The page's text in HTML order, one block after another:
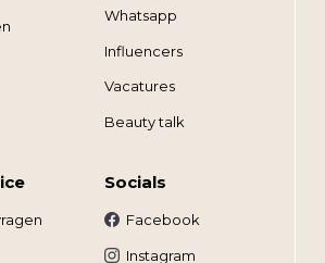
Whatsapp
Influencers
Vacatures
Beauty talk
Socials
Facebook
Instagram